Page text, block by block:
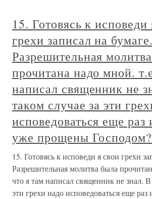
15. Готовясь к исповеди
грехи записал на бумаге.
Разрешительная
прочитана надо мной.
написал священник не
таком случае за эти
исповедоваться еще раз
уже прощены Господом?
15. Готовясь к исповеди я свои грехи
Разрешительная молитва была
что я там написал священник не знал. В
эти грехи надо исповедоваться еще